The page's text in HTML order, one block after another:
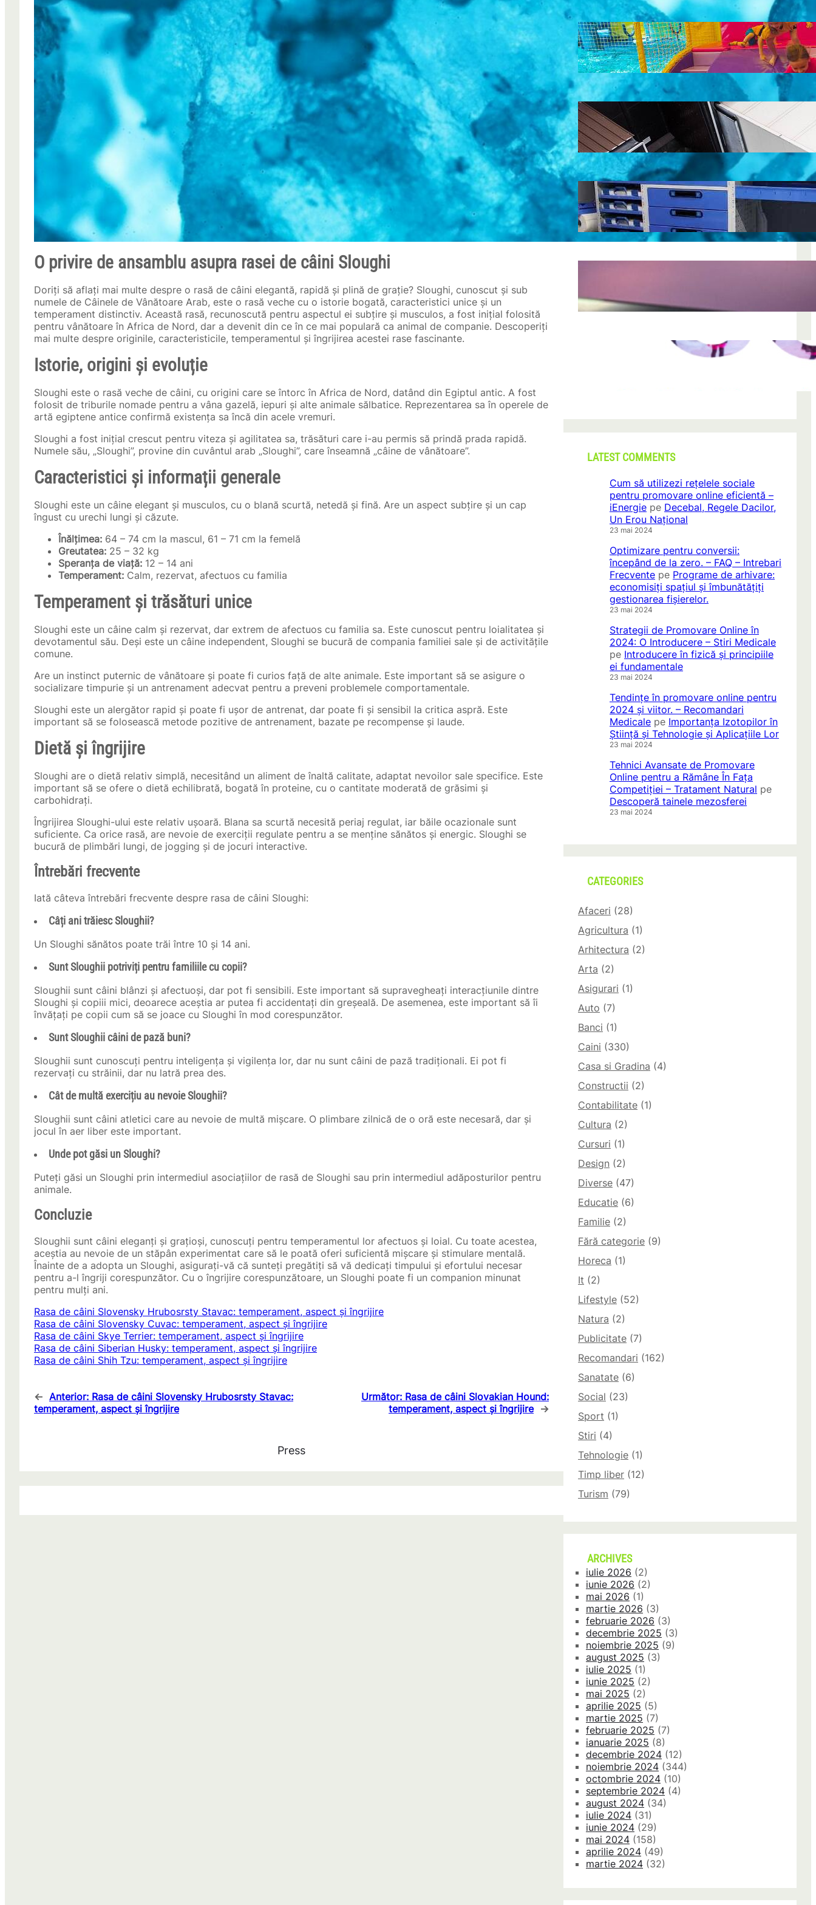
O privire de ansamblu asupra rasei de câini Sloughi
Doriți să aflați mai multe despre o rasă de câini elegantă, rapidă și plină de grație? Sloughi, cunoscut și sub
numele de Câinele de Vânătoare Arab, este o rasă veche cu o istorie bogată, caracteristici unice și un
temperament distinctiv. Această rasă, recunoscută pentru aspectul ei subțire și musculos, a fost inițial folosită
pentru vânătoare în Africa de Nord, dar a devenit din ce în ce mai populară ca animal de companie. Descoperiți
mai multe despre originile, caracteristicile, temperamentul și îngrijirea acestei rase fascinante.
Istorie, origini și evoluție
Sloughi este o rasă veche de câini, cu origini care se întorc în Africa de Nord, datând din Egiptul antic. A fost
folosit de triburile nomade pentru a vâna gazelă, iepuri și alte animale sălbatice. Reprezentarea sa în operele de
artă egiptene antice confirmă existența sa încă din acele vremuri.
Sloughi a fost inițial crescut pentru viteza și agilitatea sa, trăsături care i-au permis să prindă prada rapidă.
Numele său, „Sloughi”, provine din cuvântul arab „Sloughi”, care înseamnă „câine de vânătoare”.
Caracteristici și informații generale
Sloughi este un câine elegant și musculos, cu o blană scurtă, netedă și fină. Are un aspect subțire și un cap
îngust cu urechi lungi și căzute.
Înălțimea: 64 – 74 cm la mascul, 61 – 71 cm la femelă
Greutatea: 25 – 32 kg
Speranța de viață: 12 – 14 ani
Temperament: Calm, rezervat, afectuos cu familia
Temperament și trăsături unice
Sloughi este un câine calm și rezervat, dar extrem de afectuos cu familia sa. Este cunoscut pentru loialitatea și
devotamentul său. Deși este un câine independent, Sloughi se bucură de compania familiei sale și de activitățile
comune.
Are un instinct puternic de vânătoare și poate fi curios față de alte animale. Este important să se asigure o
socializare timpurie și un antrenament adecvat pentru a preveni problemele comportamentale.
Sloughi este un alergător rapid și poate fi ușor de antrenat, dar poate fi și sensibil la critica aspră. Este
important să se folosească metode pozitive de antrenament, bazate pe recompense și laude.
Dietă și îngrijire
Sloughi are o dietă relativ simplă, necesitând un aliment de înaltă calitate, adaptat nevoilor sale specifice. Este
important să se ofere o dietă echilibrată, bogată în proteine, cu o cantitate moderată de grăsimi și
carbohidrați.
Îngrijirea Sloughi-ului este relativ ușoară. Blana sa scurtă necesită periaj regulat, iar băile ocazionale sunt
suficiente. Ca orice rasă, are nevoie de exerciții regulate pentru a se menține sănătos și energic. Sloughi se
bucură de plimbări lungi, de jogging și de jocuri interactive.
Întrebări frecvente
Iată câteva întrebări frecvente despre rasa de câini Sloughi:
Câți ani trăiesc Sloughii?
Un Sloughi sănătos poate trăi între 10 și 14 ani.
Sunt Sloughii potriviți pentru familiile cu copii?
Sloughii sunt câini blânzi și afectuoși, dar pot fi sensibili. Este important să supravegheați interacțiunile dintre
Sloughi și copiii mici, deoarece aceștia ar putea fi accidentați din greșeală. De asemenea, este important să îi
învățați pe copii cum să se joace cu Sloughi în mod corespunzător.
Sunt Sloughii câini de pază buni?
Sloughii sunt cunoscuți pentru inteligența și vigilența lor, dar nu sunt câini de pază tradiționali. Ei pot fi
rezervați cu străinii, dar nu latră prea des.
Cât de multă exercițiu au nevoie Sloughii?
Sloughii sunt câini atletici care au nevoie de multă mișcare. O plimbare zilnică de o oră este necesară, dar și
jocul în aer liber este important.
Unde pot găsi un Sloughi?
Puteți găsi un Sloughi prin intermediul asociațiilor de rasă de Sloughi sau prin intermediul adăposturilor pentru
animale.
Concluzie
Sloughii sunt câini eleganți și grațioși, cunoscuți pentru temperamentul lor afectuos și loial. Cu toate acestea,
aceștia au nevoie de un stăpân experimentat care să le poată oferi suficientă mișcare și stimulare mentală.
Înainte de a adopta un Sloughi, asigurați-vă că sunteți pregătiți să vă dedicați timpului și efortului necesar
pentru a-l îngriji corespunzător. Cu o îngrijire corespunzătoare, un Sloughi poate fi un companion minunat
pentru mulți ani.
Rasa de câini Slovensky Hrubosrsty Stavac: temperament, aspect și îngrijire
Rasa de câini Slovensky Cuvac: temperament, aspect și îngrijire
Rasa de câini Skye Terrier: temperament, aspect și îngrijire
Rasa de câini Siberian Husky: temperament, aspect și îngrijire
Rasa de câini Shih Tzu: temperament, aspect și îngrijire
← Anterior: Rasa de câini Slovensky Hrubosrsty Stavac:
temperament, aspect și îngrijire
Următor: Rasa de câini Slovakian Hound:
temperament, aspect și îngrijire →
Press
LATEST POSTS
Soluții pentru părinții care vor să își vadă
copiii explorând în loc să stea pe
telefoane
iul. 25, 2026
Ce soluție de urmărire GPS este
recomandată pentru transport marfă
iul. 2, 2026
Atelier mobil: cum transformi o dubă
obișnuită într-un spațiu de lucru care
chiar funcționează
iun. 24, 2026
iun. 23, 2026
CONI FEST 2026 – o editie record prin
LATEST COMMENTS
Cum să utilizezi rețelele sociale
pentru promovare online eficientă –
iEnergie pe Decebal, Regele Dacilor,
Un Erou Național
23 mai 2024
Optimizare pentru conversii:
începând de la zero. – FAQ – Intrebari
Frecvente pe Programe de arhivare:
economisiți spațiul și îmbunătățiți
gestionarea fișierelor.
23 mai 2024
Strategii de Promovare Online în
2024: O Introducere – Stiri Medicale
pe Introducere în fizică și principiile
ei fundamentale
23 mai 2024
Tendințe în promovare online pentru
2024 și viitor. – Recomandari
Medicale pe Importanța Izotopilor în
Știință și Tehnologie și Aplicațiile Lor
23 mai 2024
Tehnici Avansate de Promovare
Online pentru a Rămâne În Fața
Competiției – Tratament Natural pe
Descoperă tainele mezosferei
23 mai 2024
CATEGORIES
Afaceri (28)
Agricultura (1)
Arhitectura (2)
Arta (2)
Asigurari (1)
Auto (7)
Banci (1)
Caini (330)
Casa si Gradina (4)
Constructii (2)
Contabilitate (1)
Cultura (2)
Cursuri (1)
Design (2)
Diverse (47)
Educatie (6)
Familie (2)
Fără categorie (9)
Horeca (1)
It (2)
Lifestyle (52)
Natura (2)
Publicitate (7)
Recomandari (162)
Sanatate (6)
Social (23)
Sport (1)
Stiri (4)
Tehnologie (1)
Timp liber (12)
Turism (79)
ARCHIVES
iulie 2026 (2)
iunie 2026 (2)
mai 2026 (1)
martie 2026 (3)
februarie 2026 (3)
decembrie 2025 (3)
noiembrie 2025 (9)
august 2025 (3)
iulie 2025 (1)
iunie 2025 (2)
mai 2025 (2)
aprilie 2025 (5)
martie 2025 (7)
februarie 2025 (7)
ianuarie 2025 (8)
decembrie 2024 (12)
noiembrie 2024 (344)
octombrie 2024 (10)
septembrie 2024 (4)
august 2024 (34)
iulie 2024 (31)
iunie 2024 (29)
mai 2024 (158)
aprilie 2024 (49)
martie 2024 (32)